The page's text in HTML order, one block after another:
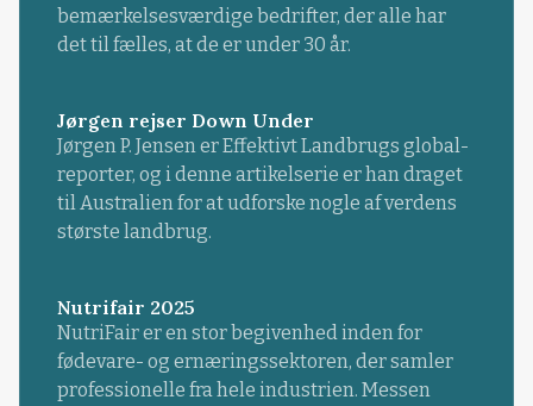
bemærkelsesværdige bedrifter, der alle har
det til fælles, at de er under 30 år.
Jørgen rejser Down Under
Jørgen P. Jensen er Effektivt Landbrugs global-
reporter, og i denne artikelserie er han draget
til Australien for at udforske nogle af verdens
største landbrug.
Nutrifair 2025
NutriFair er en stor begivenhed inden for
fødevare- og ernæringssektoren, der samler
professionelle fra hele industrien. Messen